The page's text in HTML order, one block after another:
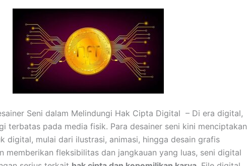
Seni dalam Melindungi Hak Cipta Digital – Di era digital,
terbatas pada media fisik. Para desainer seni kini menciptakan
digital, mulai dari ilustrasi, animasi, hingga desain grafis
memberikan fleksibilitas dan jangkauan yang luas, seni digital